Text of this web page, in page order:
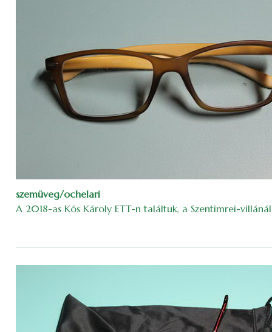
szemüveg/ochelari
A 2018-as Kós Károly ETT-n találtuk, a Szentimrei-